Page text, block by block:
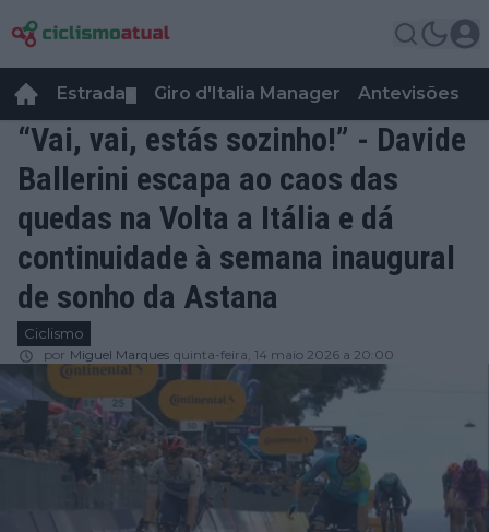
Estrada Giro d'Italia Manager Antevisões
“Vai, vai, estás sozinho!” - Davide
Ballerini escapa ao caos das
quedas na Volta a Itália e dá
continuidade à semana inaugural
de sonho da Astana
Ciclismo
por Miguel Marques quinta-feira, 14 maio 2026 a 20:00